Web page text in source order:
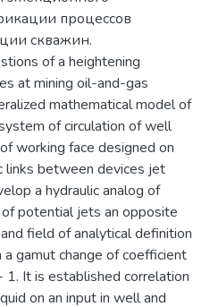
процессов
скважин.
of a heightening
at mining oil-and-gas
mathematical model of
of circulation of well
working face designed on
links between devices jet
a hydraulic analog of
potential jets an opposite
field of analytical definition
gamut change of coefficient
1. It is established correlation
on an input in well and